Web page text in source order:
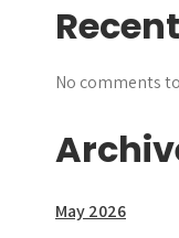
No comments
May 2026